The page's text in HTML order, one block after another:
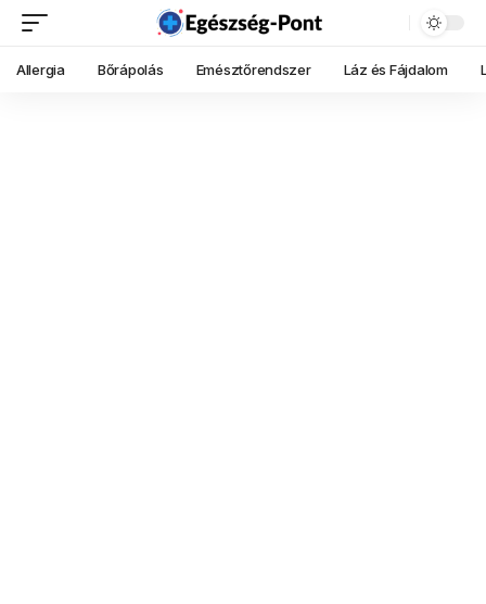
Allergia Bőrápolás Emésztőrendszer Láz és Fájdalom